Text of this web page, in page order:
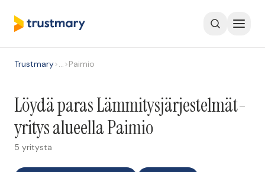
Trustmary>…>Paimio
Löydä paras Lämmitysjärjestelmät-
yritys alueella Paimio
5 yritystä